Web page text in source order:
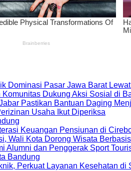
Dominasi Pasar Jawa Barat
Dukung Aksi Sosial di
Pastikan Bantuan Daging
Usaha Ikut Diperiksa
Keuangan Pensiunan di
Wali Kota Dorong Wisata
Alumni dan Penggerak Sport
Bandung
Perkuat Layanan Kesehatan di